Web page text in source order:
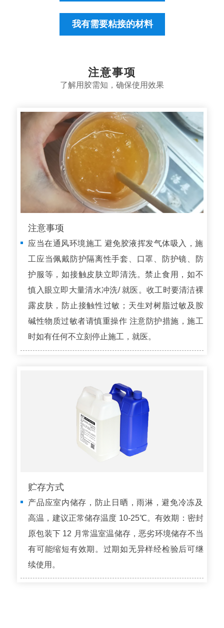
我有需要粘接的材料
注意事项
了解用胶需知，确保使用效果
注意事项
应当在通风环境施工 避免胶液挥发气体吸入，施
工应当佩戴防护隔离性手套、口罩、防护镜、防
护服等，如接触皮肤立即清洗。禁止食用，如不
慎入眼立即大量清水冲洗/ 就医。收工时要清洁裸
露皮肤，防止接触性过敏；天生对树脂过敏及胺
碱性物质过敏者请慎重操作 注意防护措施，施工
时如有任何不立刻停止施工，就医。
贮存方式
产品应室内储存，防止日晒，雨淋，避免冷冻及
高温，建议正常储存温度 10-25℃。有效期：密封
原包装下 12 月常温室温储存，恶劣环境储存不当
有可能缩短有效期。过期如无异样经检验后可继
续使用。